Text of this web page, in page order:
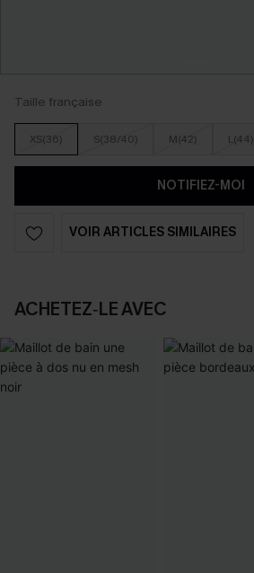
Taille française
XS(36) S(38/40) M(42) L(44)
NOTIFIEZ-MOI
VOIR ARTICLES SIMILAIRES
ACHETEZ‑LE AVEC